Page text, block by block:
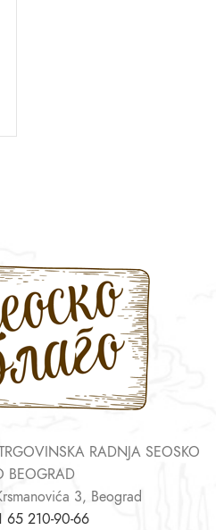
RADNJA SEOSKO
BEOGRAD
3, Beograd
65 210-90-66